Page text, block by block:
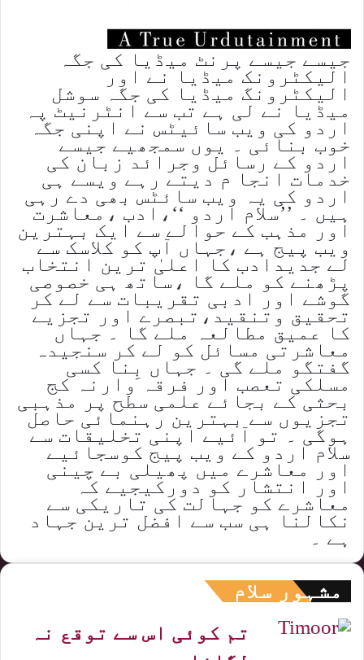
جیسے جیسے پرنٹ میڈیا کی جگہ
الیکٹرونک میڈیا نے اور
الیکٹرونگ میڈیا کی جگہ سوشل
میڈیا نے لی ہے تب سے انٹرنیٹ پہ
اردو کی ویب سائیٹس نے اپنی جگہ
خوب بنائی ۔ یوں سمجھیے جیسے
اردو کے رسائل وجرائد زبان کی
خدمات انجا م دیتے رہے ویسے ہی
اردو کی یہ ویب سائٹس بھی دے رہی
ہیں ۔ ’’سلام اردو ‘‘،ادب ،معاشرت
اور مذہب کے حوالے سے ایک بہترین
ویب پیج ہے ،جہاں آپ کو کلاسک سے
لے جدیدادب کا اعلیٰ ترین انتخاب
پڑھنے کو ملے گا ،ساتھ ہی خصوصی
گوشے اور ادبی تقریبات سے لے کر
تحقیق وتنقید،تبصرے اور تجزیے
کا عمیق مطالعہ ملے گا ۔ جہاں
معاشرتی مسائل کو لے کر سنجیدہ
گفتگو ملے گی ۔ جہاں بِنا کسی
مسلکی تعصب اور فرقہ وارنہ کج
بحثی کے بجائے علمی سطح پر مذہبی
تجزیوں سے بہترین رہنمائی حاصل
ہوگی ۔ تو آئیے اپنی تخلیقات سے
سلام اردو کے ویب پیج کوسجائیے
اور معاشرے میں پھیلی بے چینی
اور انتشار کو دورکیجیے کہ
معاشرے کو جہالت کی تاریکی سے
نکالنا ہی سب سے افضل ترین جہاد
ہے ۔
مشہور سلام
تم کوئی اس سے توقع نہ